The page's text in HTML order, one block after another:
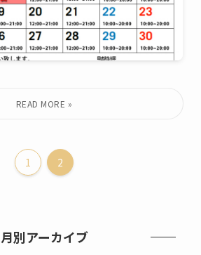
1 2
月別アーカイブ